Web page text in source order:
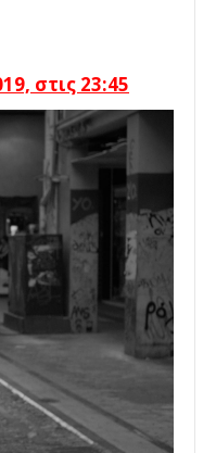
στις 23:45